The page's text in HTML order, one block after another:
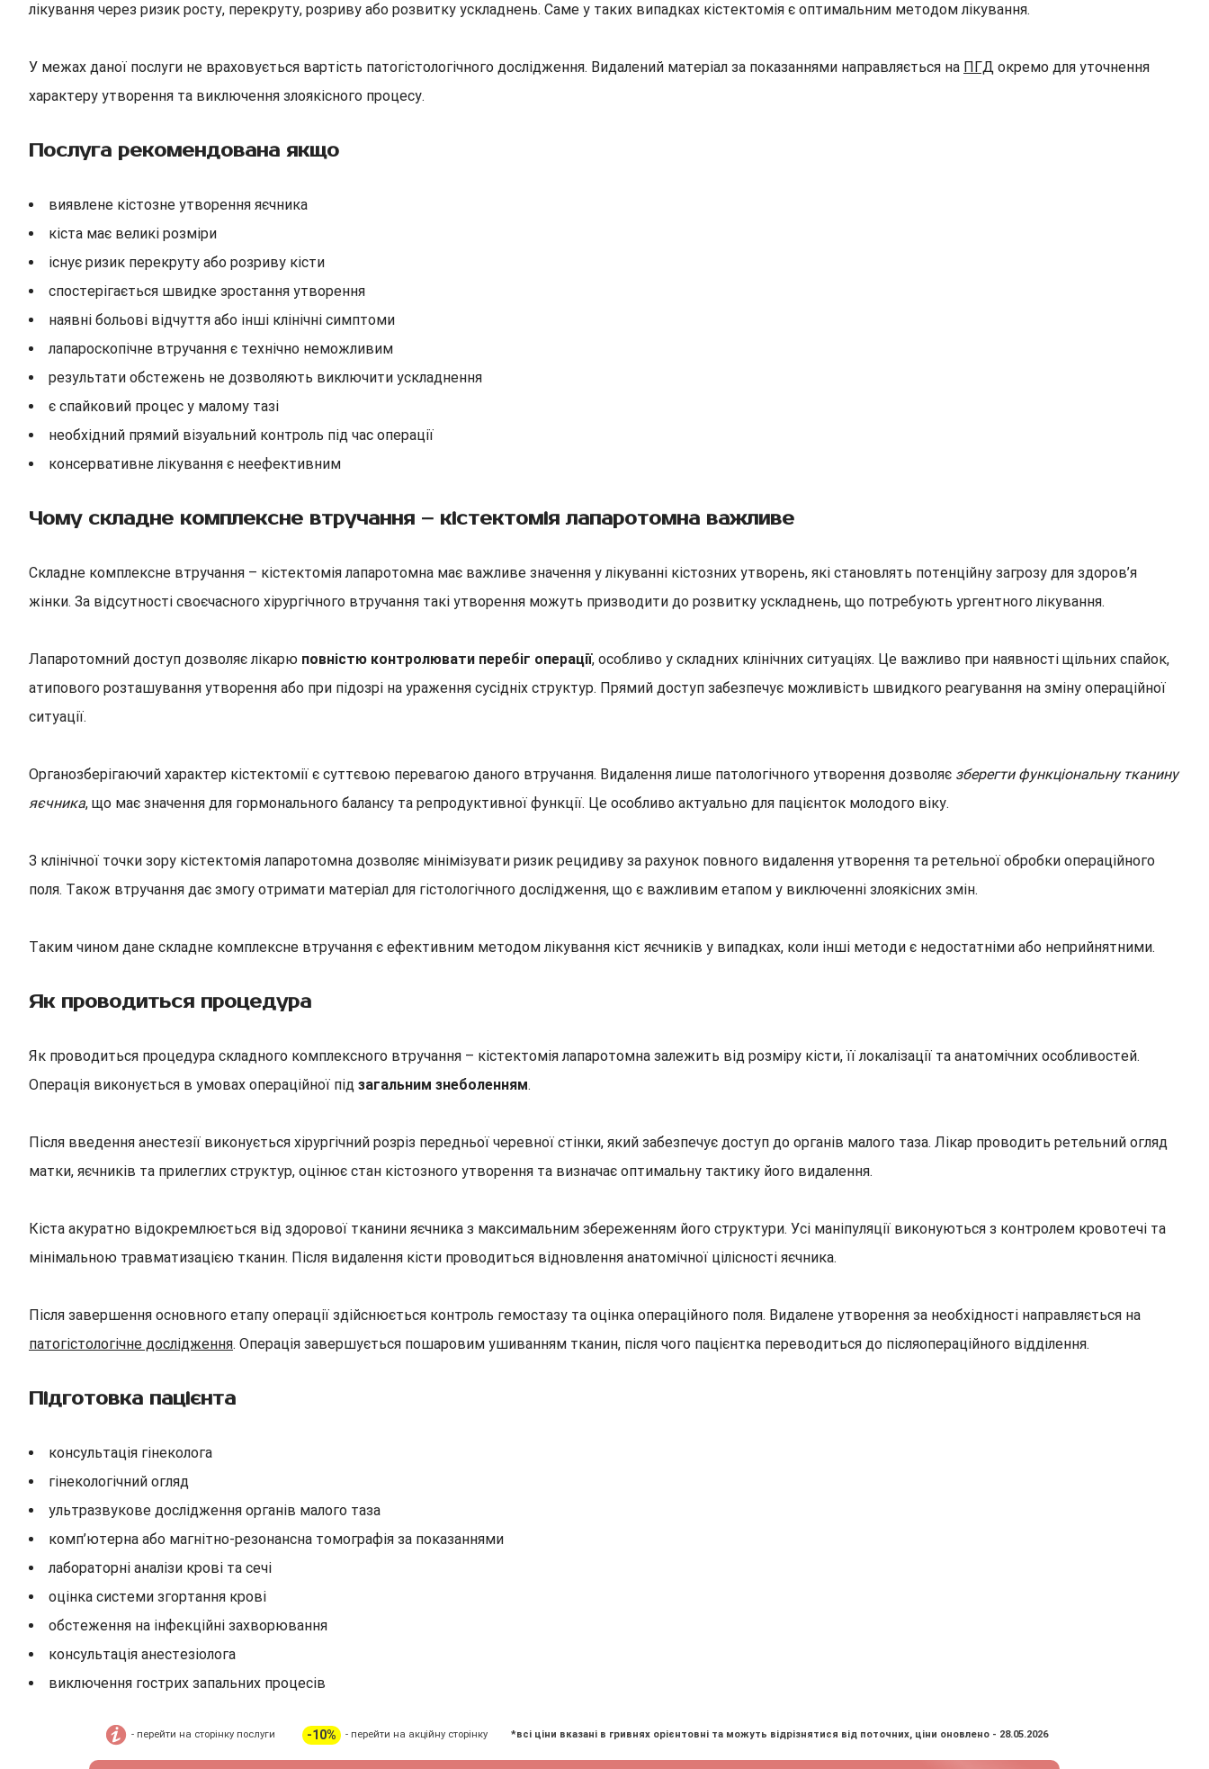
лікування через ризик росту, перекруту, розриву або розвитку ускладнень. Саме у таких випадках кістектомія є оптимальним методом лікування.
У межах даної послуги не враховується вартість патогістологічного дослідження. Видалений матеріал за показаннями направляється на ПГД окремо для уточнення
характеру утворення та виключення злоякісного процесу.
Послуга рекомендована якщо
виявлене кістозне утворення яєчника
кіста має великі розміри
існує ризик перекруту або розриву кісти
спостерігається швидке зростання утворення
наявні больові відчуття або інші клінічні симптоми
лапароскопічне втручання є технічно неможливим
результати обстежень не дозволяють виключити ускладнення
є спайковий процес у малому тазі
необхідний прямий візуальний контроль під час операції
консервативне лікування є неефективним
Чому складне комплексне втручання – кістектомія лапаротомна важливе
Складне комплексне втручання – кістектомія лапаротомна має важливе значення у лікуванні кістозних утворень, які становлять потенційну загрозу для здоров’я
жінки. За відсутності своєчасного хірургічного втручання такі утворення можуть призводити до розвитку ускладнень, що потребують ургентного лікування.
Лапаротомний доступ дозволяє лікарю повністю контролювати перебіг операції, особливо у складних клінічних ситуаціях. Це важливо при наявності щільних спайок,
атипового розташування утворення або при підозрі на ураження сусідніх структур. Прямий доступ забезпечує можливість швидкого реагування на зміну операційної
ситуації.
Органозберігаючий характер кістектомії є суттєвою перевагою даного втручання. Видалення лише патологічного утворення дозволяє зберегти функціональну тканину
яєчника, що має значення для гормонального балансу та репродуктивної функції. Це особливо актуально для пацієнток молодого віку.
З клінічної точки зору кістектомія лапаротомна дозволяє мінімізувати ризик рецидиву за рахунок повного видалення утворення та ретельної обробки операційного
поля. Також втручання дає змогу отримати матеріал для гістологічного дослідження, що є важливим етапом у виключенні злоякісних змін.
Таким чином дане складне комплексне втручання є ефективним методом лікування кіст яєчників у випадках, коли інші методи є недостатніми або неприйнятними.
Як проводиться процедура
Як проводиться процедура складного комплексного втручання – кістектомія лапаротомна залежить від розміру кісти, її локалізації та анатомічних особливостей.
Операція виконується в умовах операційної під загальним знеболенням.
Після введення анестезії виконується хірургічний розріз передньої черевної стінки, який забезпечує доступ до органів малого таза. Лікар проводить ретельний огляд
матки, яєчників та прилеглих структур, оцінює стан кістозного утворення та визначає оптимальну тактику його видалення.
Кіста акуратно відокремлюється від здорової тканини яєчника з максимальним збереженням його структури. Усі маніпуляції виконуються з контролем кровотечі та
мінімальною травматизацією тканин. Після видалення кісти проводиться відновлення анатомічної цілісності яєчника.
Після завершення основного етапу операції здійснюється контроль гемостазу та оцінка операційного поля. Видалене утворення за необхідності направляється на
патогістологічне дослідження. Операція завершується пошаровим ушиванням тканин, після чого пацієнтка переводиться до післяопераційного відділення.
Підготовка пацієнта
консультація гінеколога
гінекологічний огляд
ультразвукове дослідження органів малого таза
комп’ютерна або магнітно-резонансна томографія за показаннями
лабораторні аналізи крові та сечі
оцінка системи згортання крові
обстеження на інфекційні захворювання
консультація анестезіолога
виключення гострих запальних процесів
- перейти на сторінку послуги -10% - перейти на акційну сторінку *всі ціни вказані в гривнях орієнтовні та можуть відрізнятися від поточних, ціни оновлено - 28.05.2026